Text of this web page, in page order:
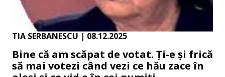
TIA SERBANESCU | 08.12.2025
Bine că am scăpat de votat. Ți-e și frică
să mai votezi când vezi ce hău zace în